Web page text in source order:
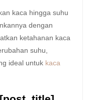
kaca hingga suhu
dengan
ketahanan kaca
suhu,
ideal untuk kaca